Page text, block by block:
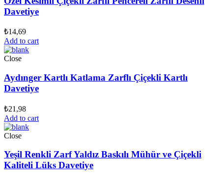
Davetiye
₺14,69
Add to cart
Close
Aydınger Kartlı Katlama Zarflı Çiçekli Kartlı
Davetiye
₺21,98
Add to cart
Close
Yeşil Renkli Zarf Yaldız Baskılı Mühür ve Çiçekli
Kaliteli Lüks Davetiye